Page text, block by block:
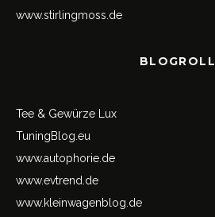
www.stirlingmoss.de
BLOGROLL
Tee & Gewürze Lux
TuningBlog.eu
www.autophorie.de
www.evtrend.de
www.kleinwagenblog.de